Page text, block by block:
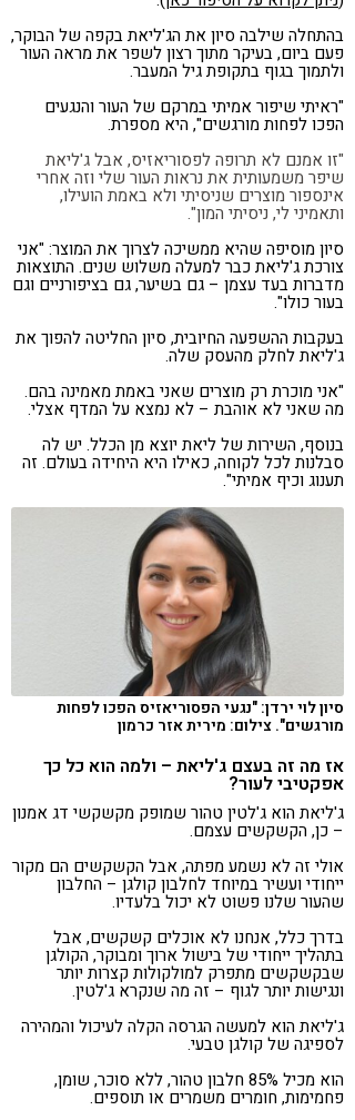
בהתחלה שילבה סיון את הג'ליאת בקפה של הבוקר,
פעם ביום, בעיקר מתוך רצון לשפר את מראה העור
ולתמוך בגוף בתקופת גיל המעבר.
"ראיתי שיפור אמיתי במרקם של העור והנגעים
הפכו לפחות מורגשים", היא מספרת.
"זו אמנם לא תרופה לפסוריאזיס, אבל ג'ליאת
שיפר משמעותית את נראות העור שלי וזה אחרי
אינספור מוצרים שניסיתי ולא באמת הועילו,
ותאמיני לי, ניסיתי המון".
סיון מוסיפה שהיא ממשיכה לצרוך את המוצר: "אני
צורכת ג'ליאת כבר למעלה משלוש שנים. התוצאות
מדברות בעד עצמן – גם בשיער, גם בציפורניים וגם
בעור כולו".
בעקבות ההשפעה החיובית, סיון החליטה להפוך את
ג'ליאת לחלק מהעסק שלה.
"אני מוכרת רק מוצרים שאני באמת מאמינה בהם.
מה שאני לא אוהבת – לא נמצא על המדף אצלי.
בנוסף, השירות של ליאת יוצא מן הכלל. יש לה
סבלנות לכל לקוחה, כאילו היא היחידה בעולם. זה
תענוג וכיף אמיתי".
סיון לוי ירדן: "נגעי הפסוריאזיס הפכו לפחות
מורגשים". צילום: מירית אזר כרמון
אז מה זה בעצם ג'ליאת – ולמה הוא כל כך
אפקטיבי לעור?
ג'ליאת הוא ג'לטין טהור שמופק מקשקשי דג אמנון
– כן, הקשקשים עצמם.
אולי זה לא נשמע מפתה, אבל הקשקשים הם מקור
ייחודי ועשיר במיוחד לחלבון קולגן – החלבון
שהעור שלנו פשוט לא יכול בלעדיו.
בדרך כלל, אנחנו לא אוכלים קשקשים, אבל
בתהליך ייחודי של בישול ארוך ומבוקר, הקולגן
שבקשקשים מתפרק למולקולות קצרות יותר
ונגישות יותר לגוף – זה מה שנקרא ג'לטין.
ג'ליאת הוא למעשה הגרסה הקלה לעיכול והמהירה
לספיגה של קולגן טבעי.
הוא מכיל 85% חלבון טהור, ללא סוכר, שומן,
פחמימות, חומרים משמרים או תוספים.